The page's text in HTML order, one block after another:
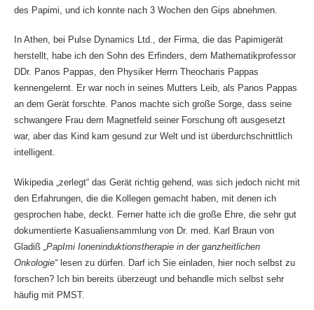
des Papimi, und ich konnte nach 3 Wochen den Gips abnehmen.
In Athen, bei Pulse Dynamics Ltd., der Firma, die das Papimigerät
herstellt, habe ich den Sohn des Erfinders, dem Mathematikprofessor
DDr. Panos Pappas, den Physiker Herrn Theocharis Pappas
kennengelernt. Er war noch in seines Mutters Leib, als Panos Pappas
an dem Gerät forschte. Panos machte sich große Sorge, dass seine
schwangere Frau dem Magnetfeld seiner Forschung oft ausgesetzt
war, aber das Kind kam gesund zur Welt und ist überdurchschnittlich
intelligent.
Wikipedia „zerlegt“ das Gerät richtig gehend, was sich jedoch nicht mit
den Erfahrungen, die die Kollegen gemacht haben, mit denen ich
gesprochen habe, deckt. Ferner hatte ich die große Ehre, die sehr gut
dokumentierte Kasualiensammlung von Dr. med. Karl Braun von
Gladiß „PapImi Ioneninduktionstherapie in der ganzheitlichen
Onkologie“lesen zu dürfen. Darf ich Sie einladen, hier noch selbst zu
forschen? Ich bin bereits überzeugt und behandle mich selbst sehr
häufig mit PMST.